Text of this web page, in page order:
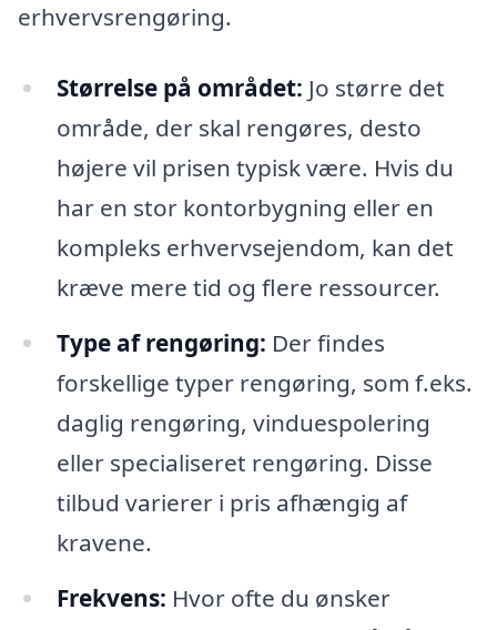
erhvervsrengøring.
Størrelse på området: Jo større det
område, der skal rengøres, desto
højere vil prisen typisk være. Hvis du
har en stor kontorbygning eller en
kompleks erhvervsejendom, kan det
kræve mere tid og flere ressourcer.
Type af rengøring: Der findes
forskellige typer rengøring, som f.eks.
daglig rengøring, vinduespolering
eller specialiseret rengøring. Disse
tilbud varierer i pris afhængig af
kravene.
Frekvens: Hvor ofte du ønsker